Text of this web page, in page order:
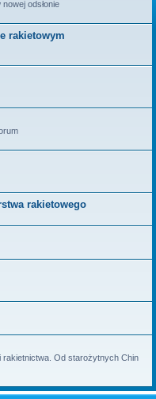
odsłonie
rakietowym
rakietowego
Od starożytnych Chin